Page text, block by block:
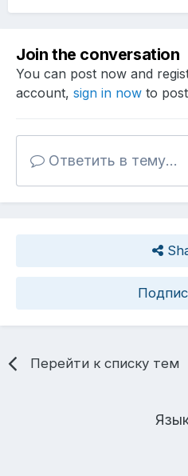
Join the conversation
You can post now and
account, sign in now to
Ответить в тему...
Перейти к списку тем